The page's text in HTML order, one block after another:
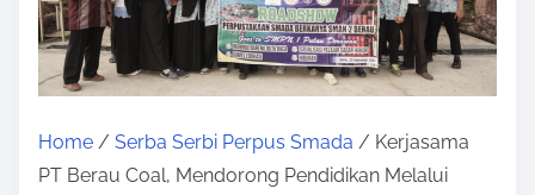
Home / Serba Serbi Perpus Smada / Kerjasama
PT Berau Coal, Mendorong Pendidikan Melalui